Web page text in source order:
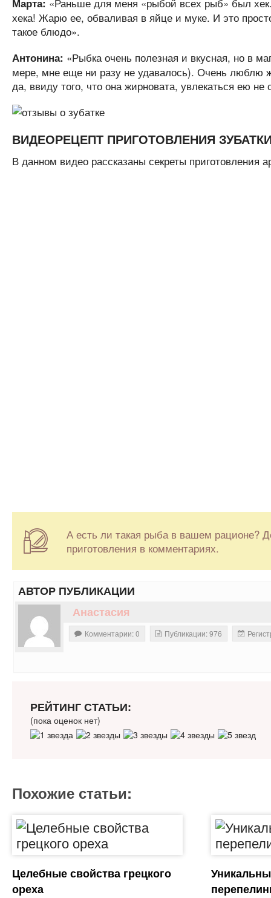
Марта:
хека! Жарю ее, обваливая в яйце и муке. И это
такое блюдо».
Антонина: «Рыбка очень полезная и вкусная, но в
мере, мне еще ни разу не удавалось). Очень люблю
да, ввиду того, что она жирновата, увлекаться ею не
ВИДЕОРЕЦЕПТ ПРИГОТОВЛЕНИЯ
В данном видео рассказаны секреты приготовления
А есть ли такая рыба в вашем рационе?
приготовления в комментариях.
АВТОР ПУБЛИКАЦИИ
Анастасия
Комментарии: 0 Публикации: 976
РЕЙТИНГ СТАТЬИ:
(пока оценок нет)
Похожие статьи:
Целебные свойства грецкого
ореха